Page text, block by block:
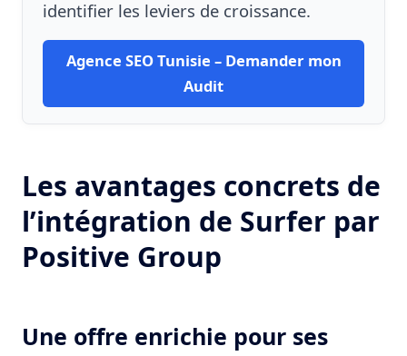
identifier les leviers de croissance.
Agence SEO Tunisie – Demander mon
Audit
Les avantages concrets de
l’intégration de Surfer par
Positive Group
Une offre enrichie pour ses